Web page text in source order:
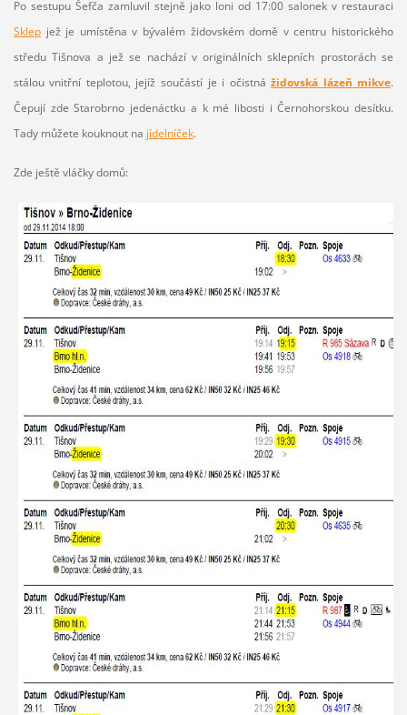
Po sestupu Šefča zamluvil stejně jako loni od 17:00 salonek v restauraci
Sklepjež je umístěna v bývalém židovském domě v centru historického
středu Tišnova a jež se nachází v originálních sklepních prostorách se
stálou vnitřní teplotou, jejíž součástí je i očistnážidovská lázeň mikve.
Čepují zde Starobrno jedenáctku a k mé libosti i Černohorskou desítku.
Tady můžete kouknout na jídelníček.
Zde ještě vláčky domů: